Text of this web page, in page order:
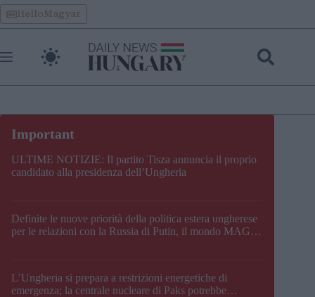
Skip
to
content
HelloMagyar
ULTIME NOTIZIE: Il partito Tisza annuncia il proprio
candidato alla presidenza dell’Ungheria
Definite le nuove priorità della politica estera ungherese
per le relazioni con la Russia di Putin, il mondo MAGA,
L’Ungheria si prepara a restrizioni energetiche di
emergenza; la centrale nucleare di Paks potrebbe